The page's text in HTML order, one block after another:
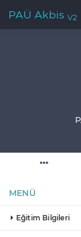
PAÜ Akbis V2
MENÜ
Eğitim Bilgileri